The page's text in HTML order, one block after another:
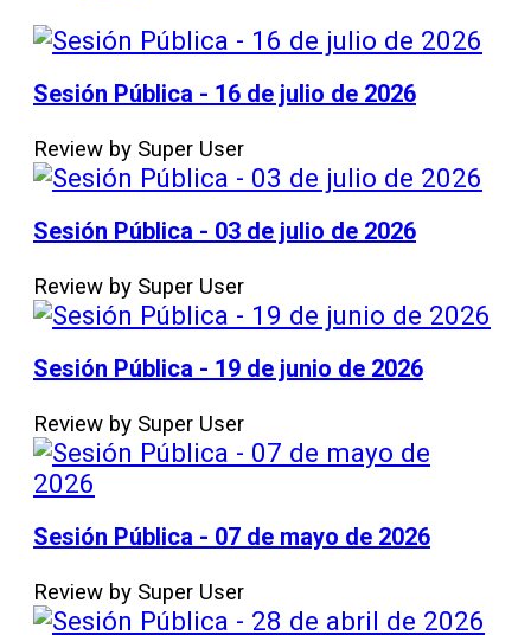
Sesión Pública - 16 de julio de 2026
Review by Super User
Sesión Pública - 03 de julio de 2026
Review by Super User
Sesión Pública - 19 de junio de 2026
Review by Super User
Sesión Pública - 07 de mayo de 2026
Review by Super User